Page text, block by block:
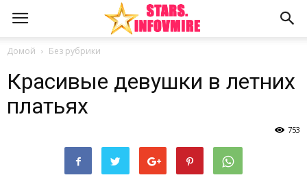
Домой Без рубрики
Красивые девушки в летних
платьях
753